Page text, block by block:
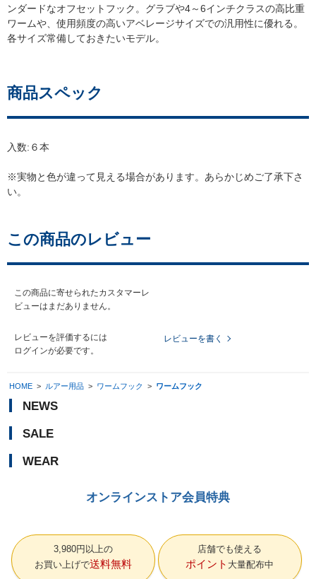
ンダードなオフセットフック。グラブや4～6インチクラスの高比重
ワームや、使用頻度の高いアベレージサイズでの汎用性に優れる。
各サイズ常備しておきたいモデル。
商品スペック
入数:６本
※実物と色が違って見える場合があります。あらかじめご了承下さ
い。
この商品のレビュー
この商品に寄せられたカスタマーレ
ビューはまだありません。
レビューを評価するには
ログインが必要です。
レビューを書く
HOME > ルアー用品 > ワームフック > ワームフック
NEWS
SALE
WEAR
オンラインストア会員特典
3,980円以上の
お買い上げで送料無料
店舗でも使える
ポイント 大量配布中